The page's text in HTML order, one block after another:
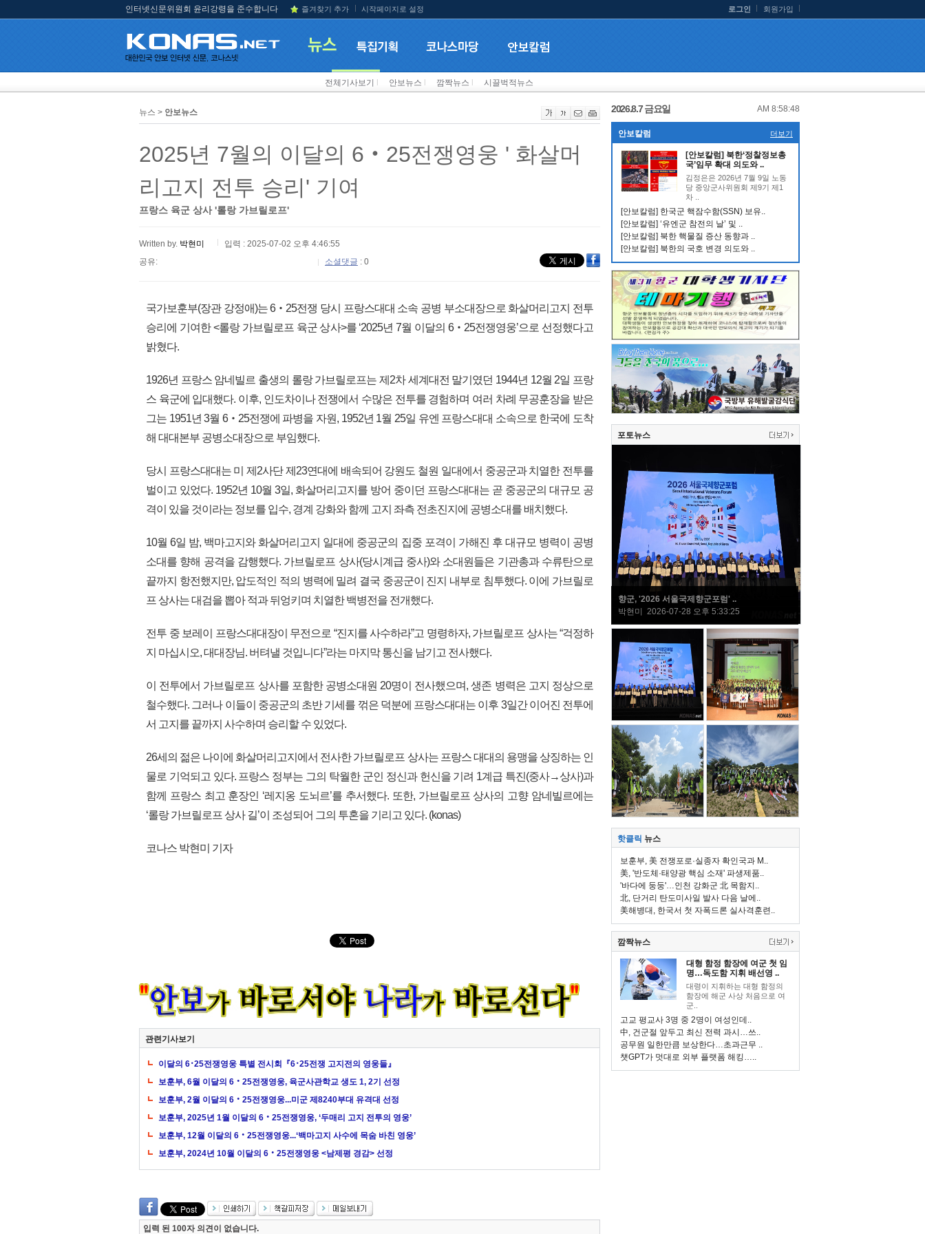
인터넷신문위원회 윤리강령을 준수합니다 즐겨찾기 추가 시작페이지로 설정 로그인 회원가입
전체기사보기 안보뉴스 깜짝뉴스 시끌벅적뉴스
뉴스 > 안보뉴스
2025년 7월의 이달의 6‧25전쟁영웅 ' 화살머
리고지 전투 승리' 기여
프랑스 육군 상사 '롤랑 가브릴로프'
Written by. 박현미
입력 : 2025-07-02 오후 4:46:55
공유:
소셜댓글 : 0
국가보훈부(장관 강정애)는 6‧25전쟁 당시 프랑스대대 소속 공병 부소대장으로 화살머리고지 전투
승리에 기여한 <롤랑 가브릴로프 육군 상사>를 ‘2025년 7월 이달의 6‧25전쟁영웅’으로 선정했다고
밝혔다.
1926년 프랑스 암네빌르 출생의 롤랑 가브릴로프는 제2차 세계대전 말기였던 1944년 12월 2일 프랑
스 육군에 입대했다. 이후, 인도차이나 전쟁에서 수많은 전투를 경험하며 여러 차례 무공훈장을 받은
그는 1951년 3월 6‧25전쟁에 파병을 자원, 1952년 1월 25일 유엔 프랑스대대 소속으로 한국에 도착
해 대대본부 공병소대장으로 부임했다.
당시 프랑스대대는 미 제2사단 제23연대에 배속되어 강원도 철원 일대에서 중공군과 치열한 전투를
벌이고 있었다. 1952년 10월 3일, 화살머리고지를 방어 중이던 프랑스대대는 곧 중공군의 대규모 공
격이 있을 것이라는 정보를 입수, 경계 강화와 함께 고지 좌측 전초진지에 공병소대를 배치했다.
10월 6일 밤, 백마고지와 화살머리고지 일대에 중공군의 집중 포격이 가해진 후 대규모 병력이 공병
소대를 향해 공격을 감행했다. 가브릴로프 상사(당시계급 중사)와 소대원들은 기관총과 수류탄으로
끝까지 항전했지만, 압도적인 적의 병력에 밀려 결국 중공군이 진지 내부로 침투했다. 이에 가브릴로
프 상사는 대검을 뽑아 적과 뒤엉키며 치열한 백병전을 전개했다.
전투 중 보레이 프랑스대대장이 무전으로 “진지를 사수하라”고 명령하자, 가브릴로프 상사는 “걱정하
지 마십시오, 대대장님. 버텨낼 것입니다”라는 마지막 통신을 남기고 전사했다.
이 전투에서 가브릴로프 상사를 포함한 공병소대원 20명이 전사했으며, 생존 병력은 고지 정상으로
철수했다. 그러나 이들이 중공군의 초반 기세를 꺾은 덕분에 프랑스대대는 이후 3일간 이어진 전투에
서 고지를 끝까지 사수하며 승리할 수 있었다.
26세의 젊은 나이에 화살머리고지에서 전사한 가브릴로프 상사는 프랑스 대대의 용맹을 상징하는 인
물로 기억되고 있다. 프랑스 정부는 그의 탁월한 군인 정신과 헌신을 기려 1계급 특진(중사→상사)과
함께 프랑스 최고 훈장인 ‘레지옹 도뇌르’를 추서했다. 또한, 가브릴로프 상사의 고향 암네빌르에는
‘롤랑 가브릴로프 상사 길’이 조성되어 그의 투혼을 기리고 있다. (konas)
코나스 박현미 기자
관련기사보기
이달의 6･25전쟁영웅 특별 전시회『6･25전쟁 고지전의 영웅들』
보훈부, 6월 이달의 6‧25전쟁영웅, 육군사관학교 생도 1, 2기 선정
보훈부, 2월 이달의 6‧25전쟁영웅...미군 제8240부대 유격대 선정
보훈부, 2025년 1월 이달의 6‧25전쟁영웅, ‘두매리 고지 전투의 영웅’
보훈부, 12월 이달의 6‧25전쟁영웅...‘백마고지 사수에 목숨 바친 영웅’
보훈부, 2024년 10월 이달의 6‧25전쟁영웅 <남제평 경감> 선정
입력 된 100자 의견이 없습니다.
2026.8.7 금요일 AM 8:58:49
안보칼럼 더보기
[안보칼럼] 북한‘정찰정보총
국’임무 확대 의도와 ..
김정은은 2026년 7월 9일 노동
당 중앙군사위원회 제9기 제1
차 ..
[안보칼럼] 한국군 핵잠수함(SSN) 보유..
[안보칼럼] ‘유엔군 참전의 날’ 및 ..
[안보칼럼] 북한 핵물질 증산 동향과 ..
[안보칼럼] 북한의 국호 변경 의도와 ..
포토뉴스
향군, '2026 서울국제향군포럼' ..
박현미 2026-07-28 오후 5:33:25
핫클릭 뉴스
보훈부, 美 전쟁포로·실종자 확인국과 M..
美, '반도체·태양광 핵심 소재' 파생제품..
'바다에 둥둥'…인천 강화군 北 목함지..
北, 단거리 탄도미사일 발사 다음 날에..
美해병대, 한국서 첫 자폭드론 실사격훈련..
깜짝뉴스
대형 함정 함장에 여군 첫 임
명…독도함 지휘 배선영 ..
대령이 지휘하는 대형 함정의
함장에 해군 사상 처음으로 여
군..
고교 평교사 3명 중 2명이 여성인데..
中, 건군절 앞두고 최신 전력 과시…쓰..
공무원 일한만큼 보상한다…초과근무 ..
챗GPT가 멋대로 외부 플랫폼 해킹…..